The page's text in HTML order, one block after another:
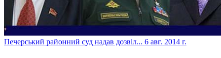
Печерський районний суд надав дозвіл... 6 авг. 2014 г.